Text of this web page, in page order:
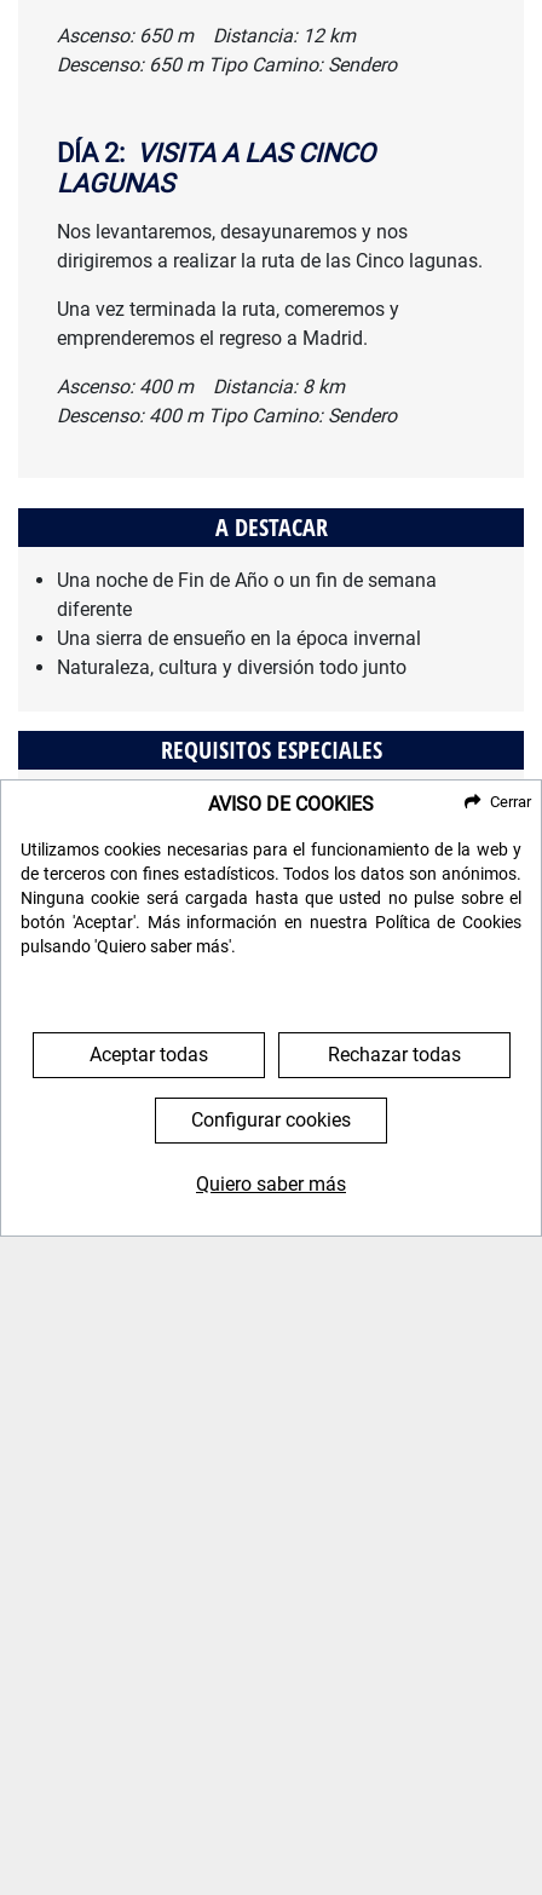
Ascenso: 650 m Distancia: 12 km
Descenso: 650 m Tipo Camino: Sendero
DÍA 2: VISITA A LAS CINCO
LAGUNAS
Nos levantaremos, desayunaremos y nos
dirigiremos a realizar la ruta de las Cinco lagunas.
Una vez terminada la ruta, comeremos y
emprenderemos el regreso a Madrid.
Ascenso: 400 m Distancia: 8 km
Descenso: 400 m Tipo Camino: Sendero
A DESTACAR
Una noche de Fin de Año o un fin de semana
diferente
Una sierra de ensueño en la época invernal
Naturaleza, cultura y diversión todo junto
REQUISITOS ESPECIALES
Ser amante de la naturaleza
Disfrutar en compañía de un grupo
AVISO DE COOKIES
Utilizamos cookies necesarias para el funcionamiento de la web y
de terceros con fines estadísticos. Todos los datos son anónimos.
Ninguna cookie será cargada hasta que usted no pulse sobre el
botón 'Aceptar'. Más información en nuestra Política de Cookies
pulsando 'Quiero saber más'.
Aceptar todas Rechazar todas
Configurar cookies
Quiero saber más
Cerrar